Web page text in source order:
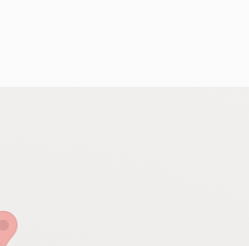
Prévoyance à